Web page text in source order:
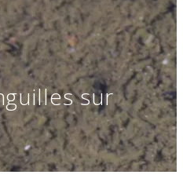
sur